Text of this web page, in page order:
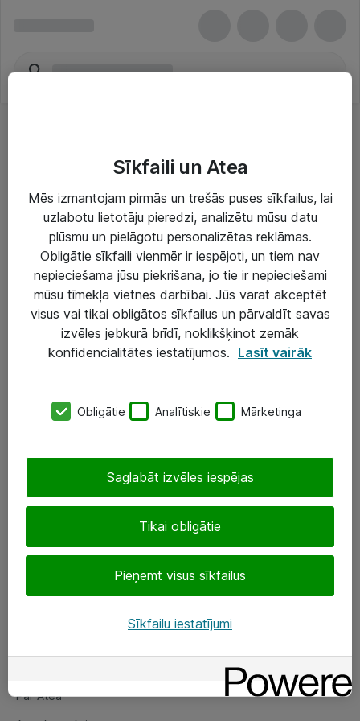
Risinājumi & Pakalpojumi
IT serviss un atbalsts
IT infrastruktūra
Darba vietu IT risinājumi
Serveri un datu centri
SIA „ATEA”
eShop@atea.lv
Sekojiet mums
Par Atea
Par Atea
Sīkfaili un Atea
Mēs izmantojam pirmās un trešās puses sīkfailus, lai
uzlabotu lietotāju pieredzi, analizētu mūsu datu
plūsmu un pielāgotu personalizētas reklāmas.
Obligātie sīkfaili vienmēr ir iespējoti, un tiem nav
nepieciešama jūsu piekrišana, jo tie ir nepieciešami
mūsu tīmekļa vietnes darbībai. Jūs varat akceptēt
visus vai tikai obligātos sīkfailus un pārvaldīt savas
izvēles jebkurā brīdī, noklikšķinot zemāk
konfidencialitātes iestatījumos. Lasīt vairāk
Obligātie Analītiskie Mārketinga
Tikai obligātie
Pieņemt visus sīkfailus
Saglabāt izvēles iespējas
Sīkfailu iestatījumi